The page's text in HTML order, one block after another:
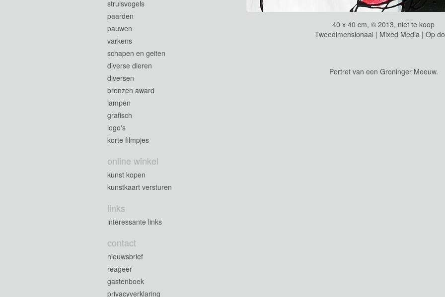
40 x 40 cm, © 2013, niet te koop
Tweedimensionaal | Mixed Media | Op
Portret van een Groninger Meeuw.
struisvogels
paarden
pauwen
varkens
schapen en geiten
diverse dieren
diversen
bronzen award
lampen
grafisch
logo's
korte filmpjes
online winkel
kunst kopen
kunstkaart versturen
links
interessante links
contact
nieuwsbrief
reageer
gastenboek
privacyverklaring